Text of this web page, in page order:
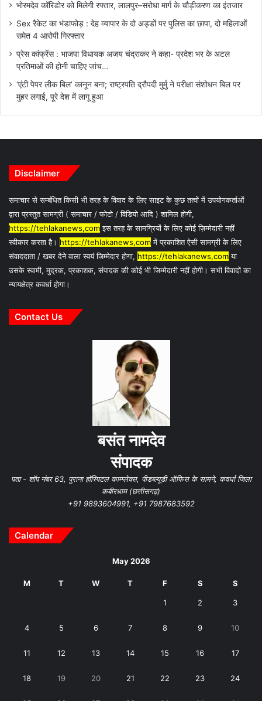
भोरमदेव कॉरिडोर को मिलेगी रफ्तार, लालपुर–सरोधा मार्ग के चौड़ीकरण का इंतजार
Sex रैकेट का भंडाफोड़ : देह व्यापार के दो अड्डों पर पुलिस का छापा, दो महिलाओं
समेत 4 आरोपी गिरफ्तार
प्रेस कांफ्रेंस : भाजपा विधायक अजय चंद्राकर ने कहा- प्रदेश भर के अटल
प्रतिमाओं की होनी चाहिए जांच…
‘एंटी पेपर लीक बिल’ कानून बना; राष्ट्रपति द्रौपदी मुर्मु ने परीक्षा संशोधन बिल पर
मुहर लगाई, पूरे देश में लागू हुआ
Disclaimer
समाचार से सम्बंधित किसी भी तरह के विवाद के लिए साइट के कुछ तत्वों में उपयोगकर्ताओं
द्वारा प्रस्तुत सामग्री ( समाचार / फोटो / विडियो आदि ) शामिल होगी,
https://tehlakanews,comइस तरह के सामग्रियों के लिए कोई ज़िम्मेदारी नहीं
स्वीकार करता है। https://tehlakanews,comमें प्रकाशित ऐसी सामग्री के लिए
संवाददाता / खबर देने वाला स्वयं जिम्मेदार होगा, https://tehlakanews,comया
उसके स्वामी, मुद्रक, प्रकाशक, संपादक की कोई भी जिम्मेदारी नहीं होगी। सभी विवादों का
न्यायक्षेत्र कवर्धा होगा।
Contact Us
बसंत नामदेव
संपादक
पता - शॉप नंबर 63, पुराना हॉस्पिटल काम्प्लेक्स, पीडब्ल्यूडी ऑफिस के सामने, कवर्धा जिला
कबीरधाम (छत्तीसगढ़)
+91 9893604991, +91 7987683592
Calendar
May 2026
M T W T F S S
1 2 3
4 5 6 7 8 9 10
11 12 13 14 15 16 17
18 19 20 21 22 23 24